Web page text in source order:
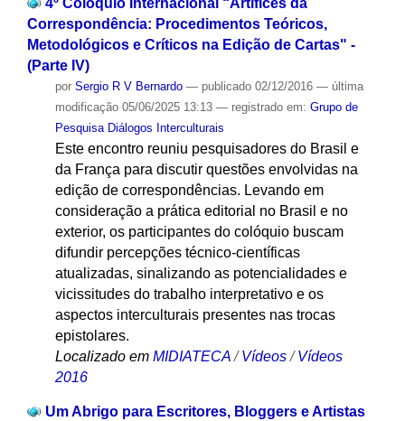
Correspondência: Procedimentos Teóricos,
Metodológicos e Críticos na Edição de Cartas" -
(Parte IV)
por Sergio R V Bernardo — publicado02/12/2016 — última
modificação05/06/2025 13:13 — registrado em: Grupo de
Pesquisa Diálogos Interculturais
Este encontro reuniu pesquisadores do Brasil e
da França para discutir questões envolvidas na
edição de correspondências. Levando em
consideração a prática editorial no Brasil e no
exterior, os participantes do colóquio buscam
difundir percepções técnico-científicas
atualizadas, sinalizando as potencialidades e
vicissitudes do trabalho interpretativo e os
aspectos interculturais presentes nas trocas
epistolares.
Localizado em MIDIATECA /Vídeos /Vídeos
2016
Um Abrigo para Escritores, Bloggers e Artistas